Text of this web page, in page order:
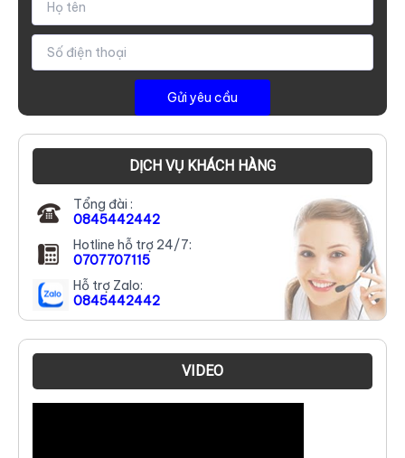
DỊCH VỤ KHÁCH HÀNG
Tổng đài :
0845442442
Hotline hỗ trợ 24/7:
0707707115
Hỗ trợ Zalo:
0845442442
VIDEO